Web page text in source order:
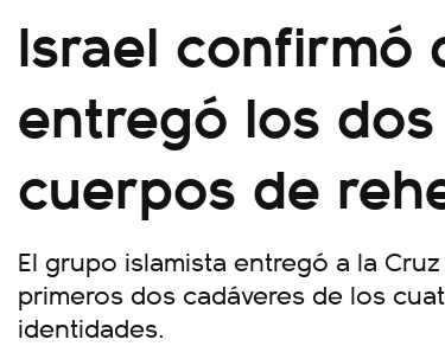
Israel confirmó
entregó los
cuerpos de
El grupo islamista entregó a la
primeros dos cadáveres de los
identidades.